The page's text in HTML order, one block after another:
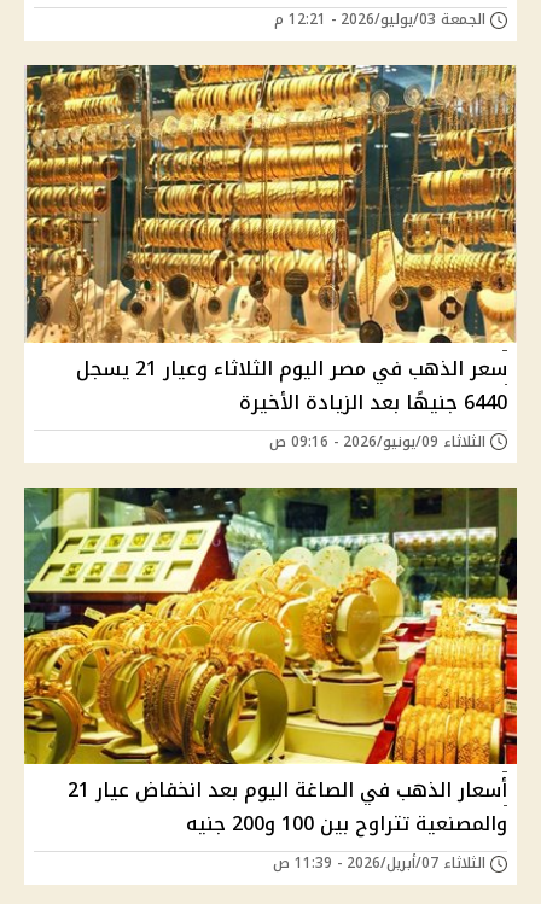
الجمعة 03/يوليو/2026 - 12:21 م
سعر الذهب في مصر اليوم الثلاثاء وعيار 21 يسجل
6440 جنيهًا بعد الزيادة الأخيرة
الثلاثاء 09/يونيو/2026 - 09:16 ص
أسعار الذهب في الصاغة اليوم بعد انخفاض عيار 21
والمصنعية تتراوح بين 100 و200 جنيه
الثلاثاء 07/أبريل/2026 - 11:39 ص